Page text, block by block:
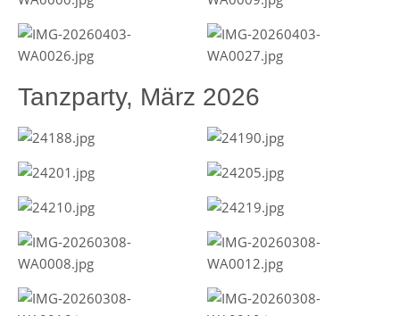
Tanzparty, März 2026